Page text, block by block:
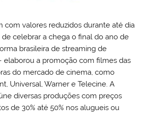
com valores reduzidos durante até dia
celebrar a chega o final do ano de
brasileira de streaming de
elaborou a promoção com filmes das
do mercado de cinema, como
Universal, Warner e Telecine. A
diversas produções com preços
de 30% até 50% nos alugueis ou